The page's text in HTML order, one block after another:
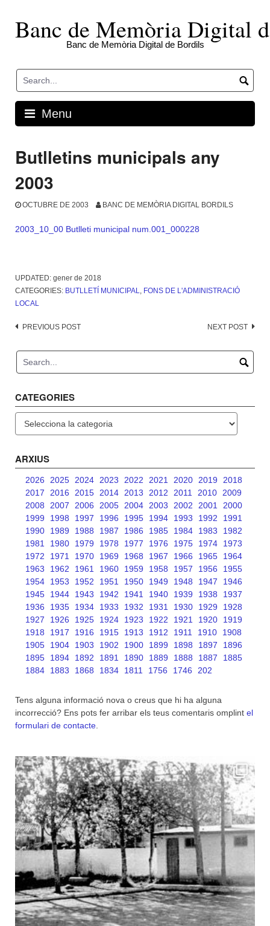
contentBanc de Memòria Digital
Banc de Memòria Digital de Bordils
Menu
Butlletins municipals any
2003
OCTUBRE DE 2003 BANC DE MEMÒRIA DIGITAL BORDILS
2003_10_00 Butlleti municipal num.001_000228
UPDATED: gener de 2018
CATEGORIES: BUTLLETÍ MUNICIPAL, FONS DE L'ADMINISTRACIÓ
LOCAL
Post
PREVIOUS POST NEXT POST
CATEGORIES
ARXIUS
2026 2025 2024 2023 2022 2021 2020 2019
2018
2017
2016 2015 2014 2013 2012 2011 2010 2009
2008
2007 2006 2005 2004 2003 2002 2001
2000
1999
1998 1997 1996 1995 1994 1993 1992
1991
1990
1989 1988 1987 1986 1985 1984 1983
1982
1981
1980 1979 1978 1977 1976 1975 1974
1973
1972
1971 1970 1969 1968 1967 1966 1965
1964
1963
1962 1961 1960 1959 1958 1957 1956
1955
1954
1953 1952 1951 1950 1949 1948 1947
1946
1945
1944 1943 1942 1941 1940 1939 1938
1937
1936
1935 1934 1933 1932 1931 1930 1929
1928
1927
1926 1925 1924 1923 1922 1921 1920
1919
1918
1917 1916 1915 1913 1912 1911 1910
1908
1905
1904 1903 1902 1900 1899 1898 1897
1896
1895
1894 1892 1891 1890 1889 1888 1887
1885
1884
1883 1868 1834 1811 1756 1746 202
Tens alguna informació nova o creus que hi ha alguna
incorrecció? Ens pots fer arribar els teus comentaris omplint el
formulari de contacte.